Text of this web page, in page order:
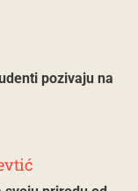
pozivaju na